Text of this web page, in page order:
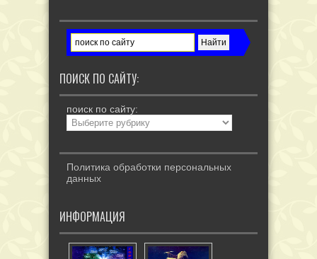
ПОИСК ПО САЙТУ:
поиск по сайту:
Политика обработки персональных
данных
ИНФОРМАЦИЯ